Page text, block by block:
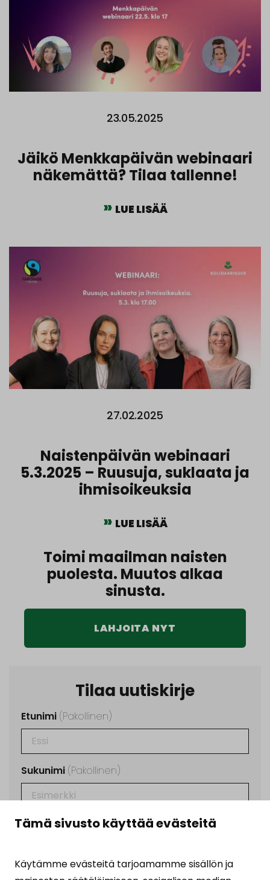
Tämä sivusto käyttää evästeitä
Käytämme evästeitä tarjoamamme sisällön ja
23.05.2025
Jäikö Menkkapäivän webinaari
näkemättä? Tilaa tallenne!
LUE LISÄÄ
27.02.2025
Naistenpäivän webinaari
5.3.2025 – Ruusuja, suklaata ja
ihmisoikeuksia
LUE LISÄÄ
Toimi maailman naisten
puolesta. Muutos alkaa
sinusta.
LAHJOITA NYT
Tilaa uutiskirje
Etunimi (Pakollinen)
Sukunimi (Pakollinen)
Sähköposti (Pakollinen)
Ehdot (Pakollinen)